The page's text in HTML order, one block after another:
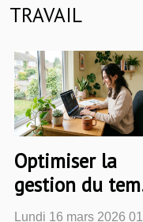
TRAVAIL
Optimiser la
gestion du
en télétravail :
Lundi 16 mars 2026